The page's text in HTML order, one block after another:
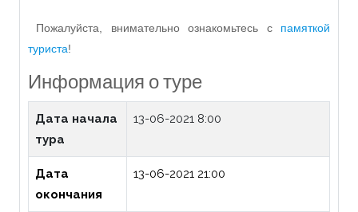
Пожалуйста, внимательно ознакомьтесь с памяткой
туриста!
Информация о туре
Дата начала
тура
13-06-2021 8:00
Дата
окончания
13-06-2021 21:00